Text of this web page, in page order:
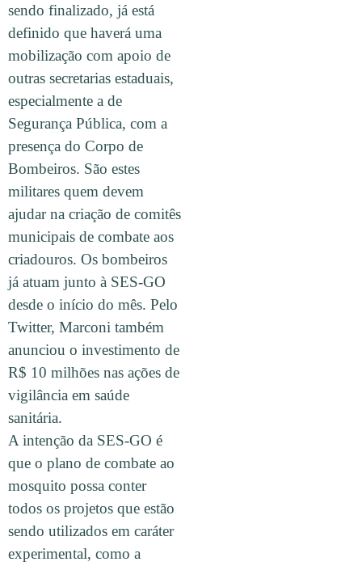
sendo finalizado, já está
definido que haverá uma
mobilização com apoio de
outras secretarias estaduais,
especialmente a de
Segurança Pública, com a
presença do Corpo de
Bombeiros. São estes
militares quem devem
ajudar na criação de comitês
municipais de combate aos
criadouros. Os bombeiros
já atuam junto à SES-GO
desde o início do mês. Pelo
Twitter, Marconi também
anunciou o investimento de
R$ 10 milhões nas ações de
vigilância em saúde
sanitária.
A intenção da SES-GO é
que o plano de combate ao
mosquito possa conter
todos os projetos que estão
sendo utilizados em caráter
experimental, como a